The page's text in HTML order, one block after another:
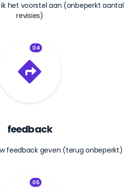
het voorstel aan (onbeperkt aantal
revisies)
feedback
feedback geven (terug onbeperkt)
04
05